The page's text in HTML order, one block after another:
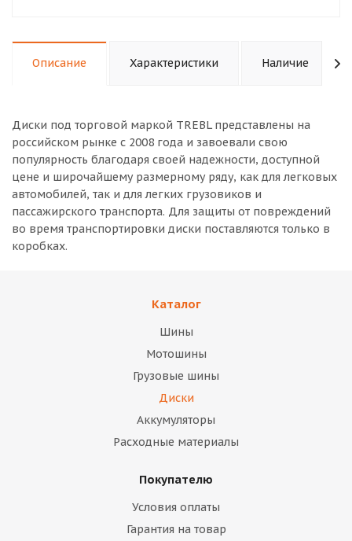
Описание Характеристики Наличие
Диски под торговой маркой TREBL представлены на
российском рынке с 2008 года и завоевали свою
популярность благодаря своей надежности, доступной
цене и широчайшему размерному ряду, как для легковых
автомобилей, так и для легких грузовиков и
пассажирского транспорта. Для защиты от повреждений
во время транспортировки диски поставляются только в
коробках.
Каталог
Шины
Мотошины
Грузовые шины
Диски
Аккумуляторы
Расходные материалы
Покупателю
Условия оплаты
Гарантия на товар